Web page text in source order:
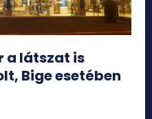
a látszat is
Bige esetében